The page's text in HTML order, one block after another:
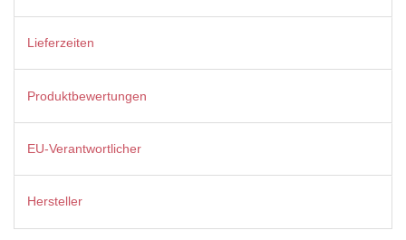
Lieferzeiten
Produktbewertungen
EU-Verantwortlicher
Hersteller